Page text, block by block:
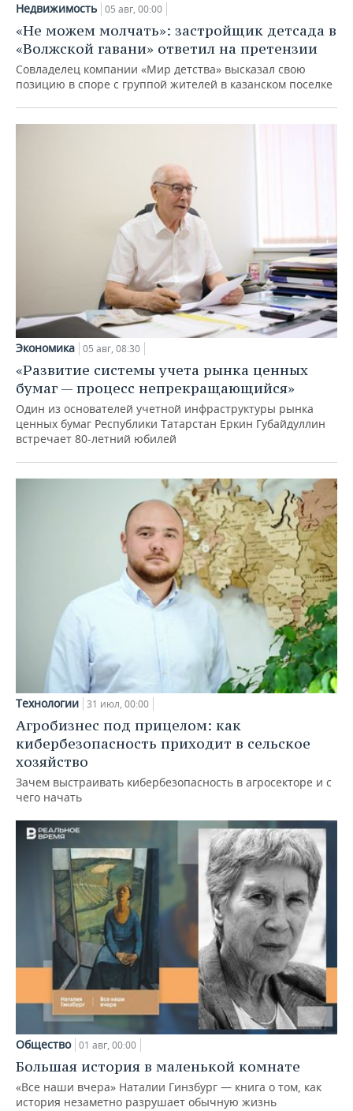
Недвижимость 05 авг, 00:00
«Не можем молчать»: застройщик детсада в
«Волжской гавани» ответил на претензии
Совладелец компании «Мир детства» высказал свою
позицию в споре с группой жителей в казанском поселке
Экономика 05 авг, 08:30
«Развитие системы учета рынка ценных
бумаг — процесс непрекращающийся»
Один из основателей учетной инфраструктуры рынка
ценных бумаг Республики Татарстан Еркин Губайдуллин
встречает 80-летний юбилей
Технологии 31 июл, 00:00
Агробизнес под прицелом: как
кибербезопасность приходит в сельское
хозяйство
Зачем выстраивать кибербезопасность в агросекторе и с
чего начать
Общество 01 авг, 00:00
Большая история в маленькой комнате
«Все наши вчера» Наталии Гинзбург — книга о том, как
история незаметно разрушает обычную жизнь